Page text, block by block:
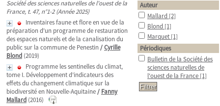
Société des sciences naturelles de l'ouest de la
France, t. 47, n°1-2 (Année 2025)
Inventaires faune et flore en vue de la
préparation d'un programme de restauration
des espaces naturels et de la canalisation du
public sur la commune de Penestin /Cyrille
Blond (2019)
Programme les sentinelles du climat,
tome I. Développement d’indicateurs des
effets du changement climatique sur la
biodiversité en Nouvelle-Aquitaine/ Fanny
Mallard (2016)
Auteur
Mallard [2]
Blond [1]
Marquet [1]
Périodiques
Bulletin de la Société des
sciences naturelles de
l'ouest de la France [1]